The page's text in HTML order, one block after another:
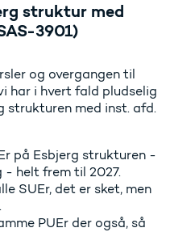
struktur med
3901)
og overgangen til
har i hvert fald pludselig
strukturen med inst. afd.
på Esbjerg strukturen -
- helt frem til 2027.
SUEr, det er sket, men
PUEr der også, så